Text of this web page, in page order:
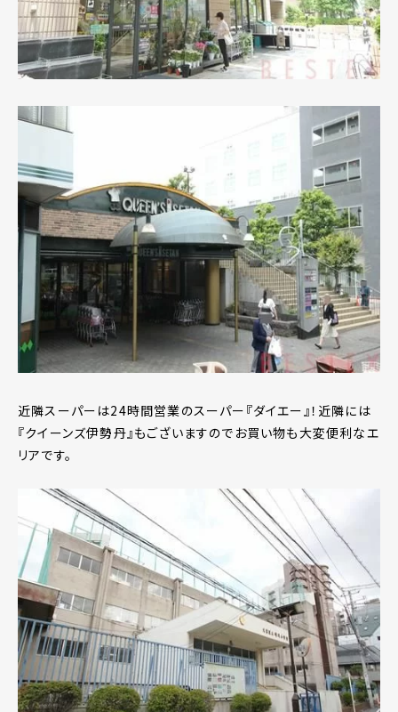
近隣スーパーは24時間営業のスーパー『ダイエー』！近隣には
『クイーンズ伊勢丹』もございますのでお買い物も大変便利なエ
リアです。